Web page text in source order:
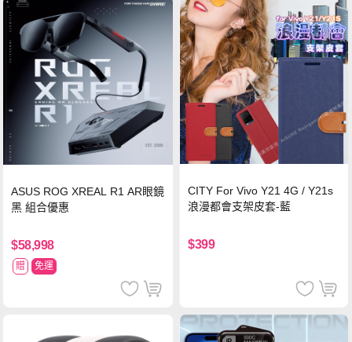
ASUS ROG XREAL R1 AR眼鏡
黑 組合優惠
$58,998
贈 免運
CITY For Vivo Y21 4G / Y21s
浪漫都會支架皮套-藍
$399